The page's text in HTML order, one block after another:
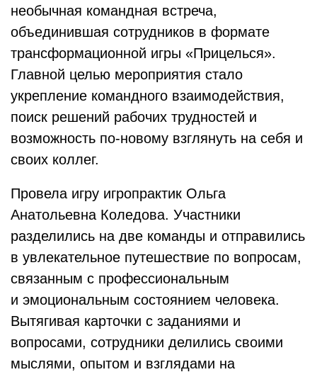
необычная командная встреча,
объединившая сотрудников в формате
трансформационной игры «Прицелься».
Главной целью мероприятия стало
укрепление командного взаимодействия,
поиск решений рабочих трудностей и
возможность по-новому взглянуть на себя и
своих коллег.
Провела игру игропрактик Ольга
Анатольевна Коледова. Участники
разделились на две команды и отправились
в увлекательное путешествие по вопросам,
связанным с профессиональным
и эмоциональным состоянием человека.
Вытягивая карточки с заданиями и
вопросами, сотрудники делились своими
мыслями, опытом и взглядами на